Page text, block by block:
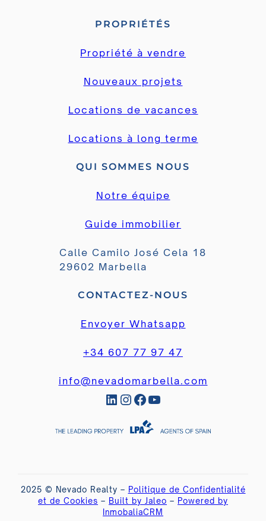
PROPRIÉTÉS
Propriété à vendre
Nouveaux projets
Locations de vacances
Locations à long terme
QUI SOMMES NOUS
Notre équipe
Guide immobilier
Calle Camilo José Cela 18
29602 Marbella
CONTACTEZ-NOUS
Envoyer Whatsapp
+34 607 77 97 47
info@nevadomarbella.com
LinkedIn InstagramFacebook YouTube
2025 © Nevado Realty – Politique de Confidentialité
et de Cookies – Built by Jaleo – Powered by
InmobaliaCRM